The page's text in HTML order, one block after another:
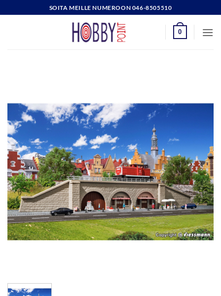
to
SOITA MEILLE NUMEROON 046-8505510
0